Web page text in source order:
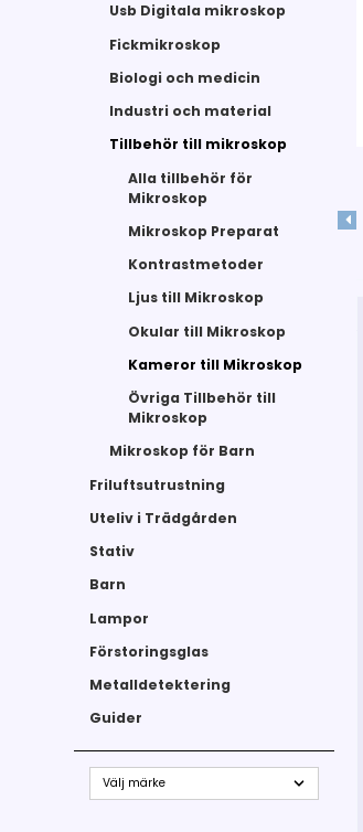
Usb Digitala mikroskop
Fickmikroskop
Biologi och medicin
Industri och material
Tillbehör till mikroskop
Alla tillbehör för
Mikroskop
Mikroskop Preparat
Kontrastmetoder
Ljus till Mikroskop
Okular till Mikroskop
Kameror till Mikroskop
Övriga Tillbehör till
Mikroskop
Mikroskop för Barn
Friluftsutrustning
Uteliv i Trädgården
Stativ
Barn
Lampor
Förstoringsglas
Metalldetektering
Guider